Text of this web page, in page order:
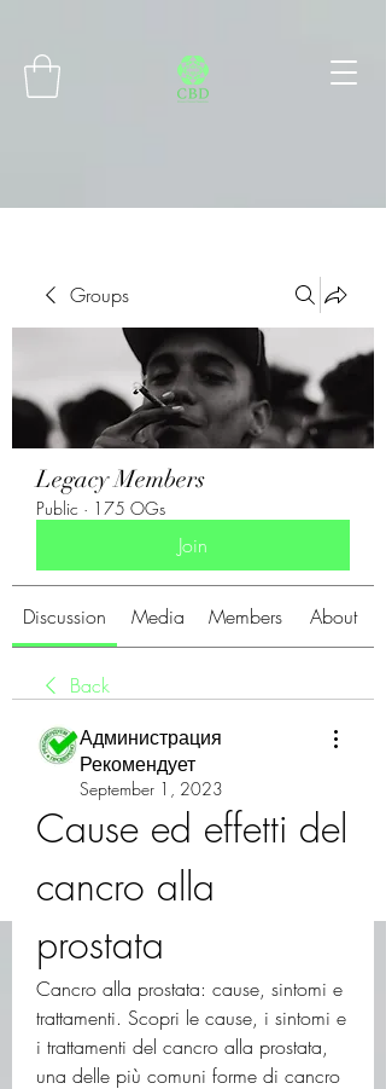
Groups
Legacy Members
Public · 175 OGs
Join
Discussion Media Members About
Back
Администрация
Рекомендует
September 1, 2023
Cause ed effetti del
cancro alla
prostata
Cancro alla prostata: cause, sintomi e
trattamenti. Scopri le cause, i sintomi e
i trattamenti del cancro alla prostata,
una delle più comuni forme di cancro